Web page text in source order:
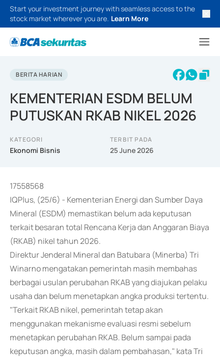
Start your investment journey with seamless access to the
stock market wherever you are. Learn More
BERITA HARIAN
KEMENTERIAN ESDM BELUM
PUTUSKAN RKAB NIKEL 2026
KATEGORI
Ekonomi Bisnis
TERBIT PADA
25 June 2026
17558568
IQPlus, (25/6) - Kementerian Energi dan Sumber Daya
Mineral (ESDM) memastikan belum ada keputusan
terkait besaran total Rencana Kerja dan Anggaran Biaya
(RKAB) nikel tahun 2026.
Direktur Jenderal Mineral dan Batubara (Minerba) Tri
Winarno mengatakan pemerintah masih membahas
berbagai usulan perubahan RKAB yang diajukan pelaku
usaha dan belum menetapkan angka produksi tertentu.
"Terkait RKAB nikel, pemerintah tetap akan
menggunakan mekanisme evaluasi resmi sebelum
menetapkan perubahan RKAB. Belum sampai pada
keputusan angka, masih dalam pembahasan," kata Tri